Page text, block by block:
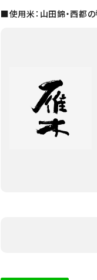
■使用米：山田錦・西都